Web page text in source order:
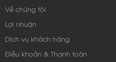
Về chúng tôi
Lợi nhuận
Dịch vụ khách hàng
Điều khoản & Thanh toán